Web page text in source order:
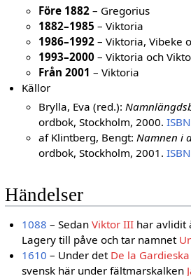
Före 1882 – Gregorius
1882–1985 – Viktoria
1986–1992 – Viktoria, Vibeke
1993–2000 – Viktoria och
Från 2001 – Viktoria
Källor
Brylla, Eva (red.):
ordbok, Stockholm, 2000.
af Klintberg, Bengt:Namnen i
ordbok, Stockholm, 2001.
Händelser
1088 – SedanViktor III har avlidit
Lagery till påve och tar namnet
1610 – Under det De la
svensk här under fältmarskalken